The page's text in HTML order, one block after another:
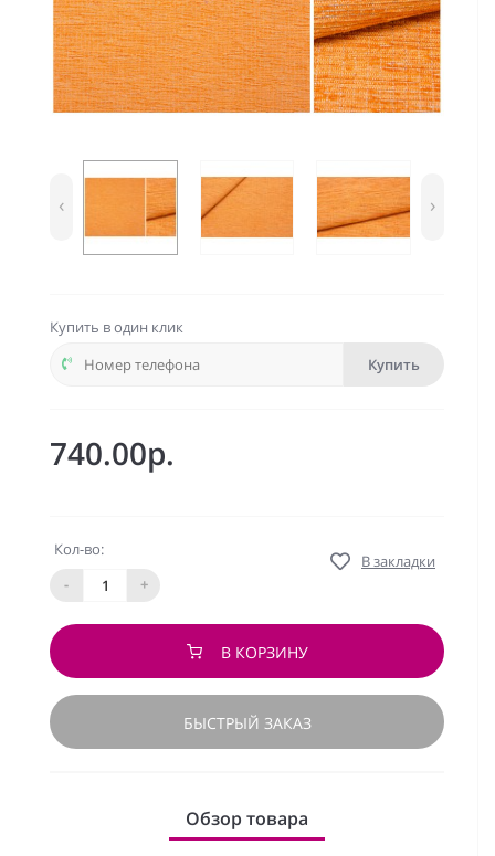
‹ ›
Купить в один клик
Купить
740.00р.
Кол-во:
-
+
В закладки
В КОРЗИНУ
БЫСТРЫЙ ЗАКАЗ
Обзор товара